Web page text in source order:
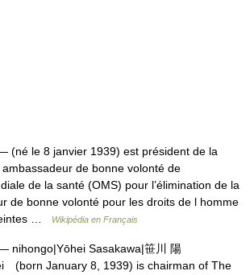
(né le 8 janvier 1939) est président de la
de bonne volonté de
de la santé (OMS) pour l’élimination de la
de bonne volonté pour les droits de l homme
…
Wikipédia en Français
nihongo|Yōhei Sasakawa|笹川 陽
(born January 8, 1939) is chairman of The